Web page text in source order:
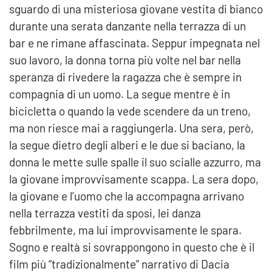
sguardo di una misteriosa giovane vestita di bianco
durante una serata danzante nella terrazza di un
bar e ne rimane affascinata. Seppur impegnata nel
suo lavoro, la donna torna più volte nel bar nella
speranza di rivedere la ragazza che è sempre in
compagnia di un uomo. La segue mentre è in
bicicletta o quando la vede scendere da un treno,
ma non riesce mai a raggiungerla. Una sera, però,
la segue dietro degli alberi e le due si baciano, la
donna le mette sulle spalle il suo scialle azzurro, ma
la giovane improvvisamente scappa. La sera dopo,
la giovane e l’uomo che la accompagna arrivano
nella terrazza vestiti da sposi, lei danza
febbrilmente, ma lui improvvisamente le spara.
Sogno e realtà si sovrappongono in questo che è il
film più “tradizionalmente” narrativo di Dacia